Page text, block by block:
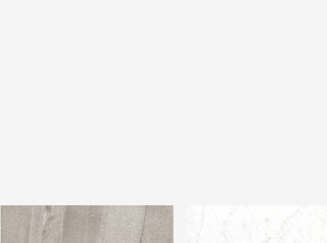
Ariostea Ultra Pietra Basaltina Grey Ariostea Ultra Marmi Michelangelo